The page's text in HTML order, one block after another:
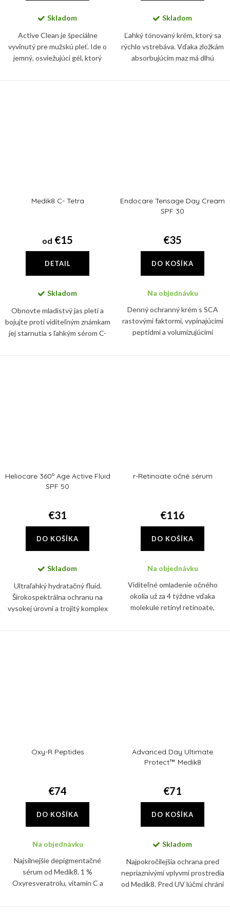
Skladom
Active Clean je špeciálne
vyvinutý pre mužskú pleť. Ide o
jemný, osviežujúci gél, ktorý
Skladom
Ľahký tónovaný krém, ktorý sa
rýchlo vstrebáva. Vďaka zložkám
absorbujúcim maz má dlhú
Medik8 C- Tetra
od €15
DETAIL
Skladom
Obnovte mladistvý jas pleti a
bojujte proti viditeľným známkam
jej starnutia s ľahkým sérom C-
Endocare Tensage Day Cream
SPF 30
€35
DO KOŠÍKA
Na objednávku
Denný ochranný krém s SCA
rastovými faktormi, vypínajúcimi
peptidmi a volumizujúcimi
Heliocare 360º Age Active Fluid
SPF 50
€31
DO KOŠÍKA
Skladom
Ultraľahký hydratačný fluid.
Širokospektrálna ochranu na
vysokej úrovni a trojitý komplex
r-Retinoate očné sérum
€116
DO KOŠÍKA
Na objednávku
Viditeľné omladenie očného
okolia už za 4 týždne vďaka
molekule retinyl retinoate,
Oxy-R Peptides
€74
DO KOŠÍKA
Na objednávku
Najsilnejšie depigmentačné
sérum od Medik8. 1 %
Oxyresveratrolu, vitamín C a
Advanced Day Ultimate
Protect™ Medik8
€71
DO KOŠÍKA
Skladom
Najpokročilejšia ochrana pred
nepriaznivými vplyvmi prostredia
od Medik8. Pred UV lúčmi chráni